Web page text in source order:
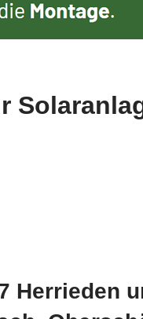
Herrieden